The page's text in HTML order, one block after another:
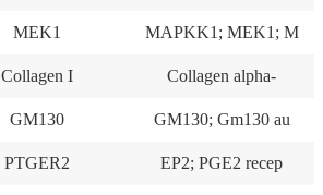
MEK1 MAPKK1; MEK1; M
Collagen I Collagen alpha-
GM130 GM130; Gm130 au
PTGER2 EP2; PGE2 recep